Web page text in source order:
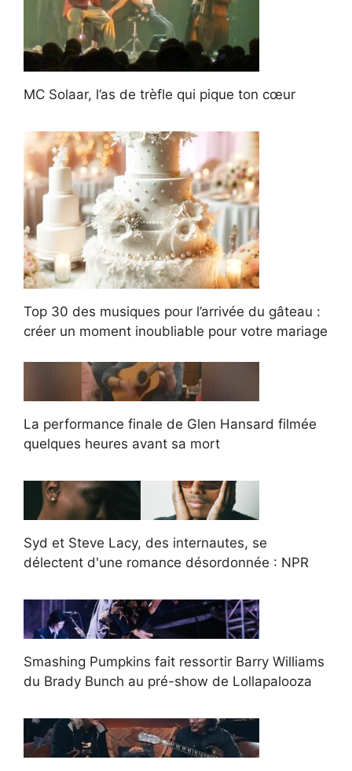
MC Solaar, l’as de trèfle qui pique ton cœur
Top 30 des musiques pour l’arrivée du gâteau :
créer un moment inoubliable pour votre mariage
La performance finale de Glen Hansard filmée
quelques heures avant sa mort
Syd et Steve Lacy, des internautes, se
délectent d'une romance désordonnée : NPR
Smashing Pumpkins fait ressortir Barry Williams
du Brady Bunch au pré-show de Lollapalooza